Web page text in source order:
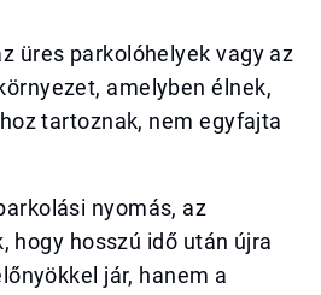
üres parkolóhelyek vagy az
amelyben élnek,
tartoznak, nem egyfajta
nyomás, az
hogy hosszú idő után újra
jár, hanem a